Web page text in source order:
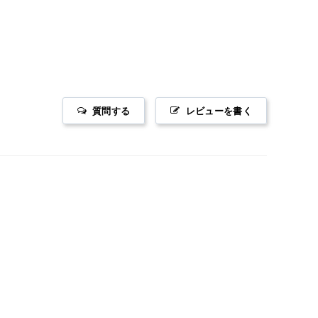
レビューを書く
質問する